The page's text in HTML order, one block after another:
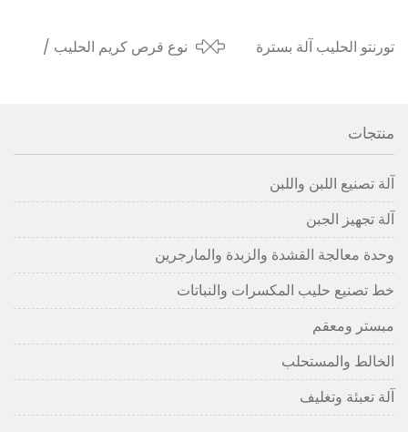
تورنتو الحليب آلة بسترة
نوع قرص كريم الحليب /
منتجات
آلة تصنيع اللبن واللبن
آلة تجهيز الجبن
وحدة معالجة القشدة والزبدة والمارجرين
خط تصنيع حليب المكسرات والنباتات
مبستر ومعقم
الخالط والمستحلب
آلة تعبئة وتغليف